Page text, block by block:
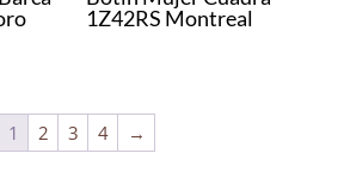
1Z42RS Montreal
1 2 3 4 →